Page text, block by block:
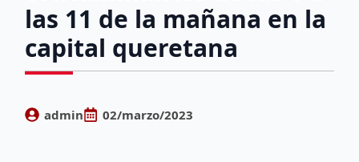
las 11 de la mañana en la
capital queretana
admin 02/marzo/2023